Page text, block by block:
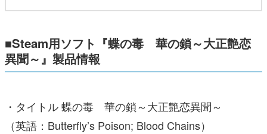
■Steam用ソフト『蝶の毒 華の鎖～大正艶恋
異聞～』製品情報
・タイトル 蝶の毒 華の鎖～大正艶恋異聞～
（英語：Butterfly’s Poison; Blood Chains）